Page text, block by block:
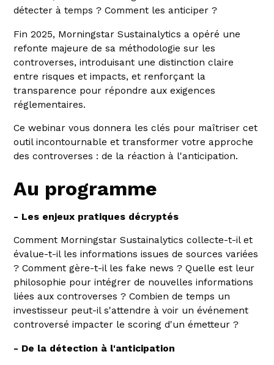
détecter à temps ? Comment les anticiper ?
Fin 2025, Morningstar Sustainalytics a opéré une
refonte majeure de sa méthodologie sur les
controverses, introduisant une distinction claire
entre risques et impacts, et renforçant la
transparence pour répondre aux exigences
réglementaires.
Ce webinar vous donnera les clés pour maîtriser cet
outil incontournable et transformer votre approche
des controverses : de la réaction à l'anticipation.
Au programme
- Les enjeux pratiques décryptés
Comment Morningstar Sustainalytics collecte-t-il et
évalue-t-il les informations issues de sources variées
? Comment gère-t-il les fake news ? Quelle est leur
philosophie pour intégrer de nouvelles informations
liées aux controverses ? Combien de temps un
investisseur peut-il s'attendre à voir un événement
controversé impacter le scoring d'un émetteur ?
- De la détection à l'anticipation